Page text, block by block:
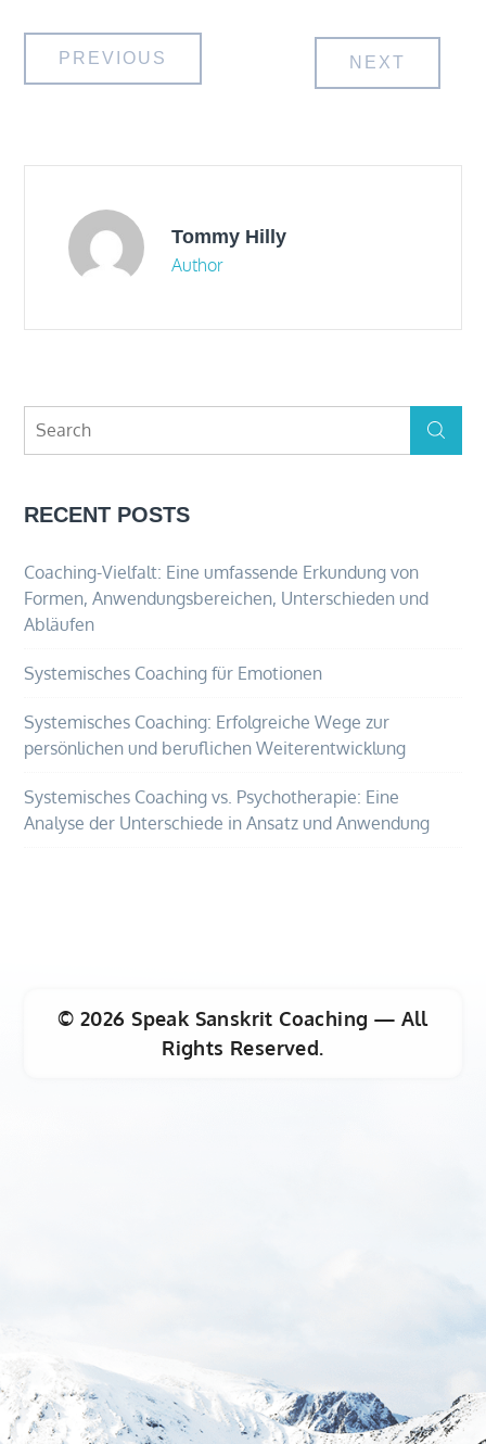
Post
PREVIOUS NEXT
Tommy Hilly
Author
for:
Search
RECENT POSTS
Coaching-Vielfalt: Eine umfassende Erkundung von
Formen, Anwendungsbereichen, Unterschieden und
Abläufen
Systemisches Coaching für Emotionen
Systemisches Coaching: Erfolgreiche Wege zur
persönlichen und beruflichen Weiterentwicklung
Systemisches Coaching vs. Psychotherapie: Eine
Analyse der Unterschiede in Ansatz und Anwendung
©2026 Speak Sanskrit Coaching — All
Rights Reserved.